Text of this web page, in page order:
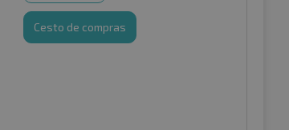
Cesto de compras